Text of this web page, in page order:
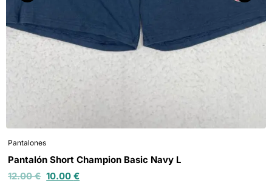
Pantalones
Pantalón Short Champion Basic Navy L
12.00€ 10.00€